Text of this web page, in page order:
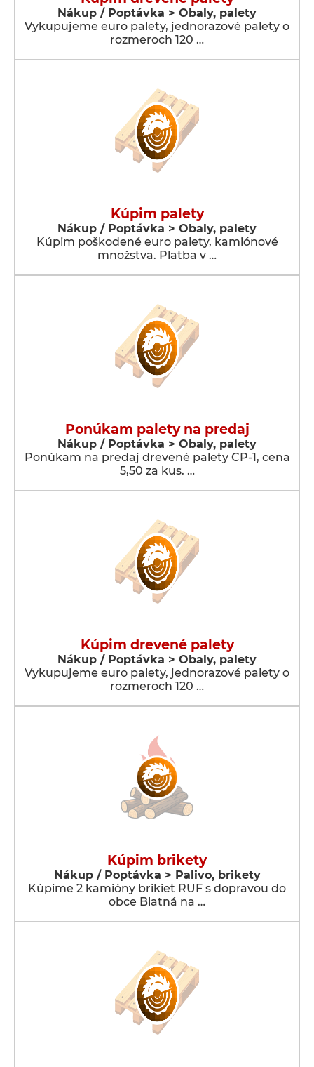
Nákup / Poptávka > Obaly, palety
Vykupujeme euro palety, jednorazové palety o
rozmeroch 120 …
Kúpim palety
Nákup / Poptávka > Obaly, palety
Kúpim poškodené euro palety, kamiónové
množstva. Platba v …
Ponúkam palety na predaj
Nákup / Poptávka > Obaly, palety
Ponúkam na predaj drevené palety CP-1, cena
5,50 za kus. …
Kúpim drevené palety
Nákup / Poptávka > Obaly, palety
Vykupujeme euro palety, jednorazové palety o
rozmeroch 120 …
Kúpim brikety
Nákup / Poptávka > Palivo, brikety
Kúpime 2 kamióny brikiet RUF s dopravou do
obce Blatná na …